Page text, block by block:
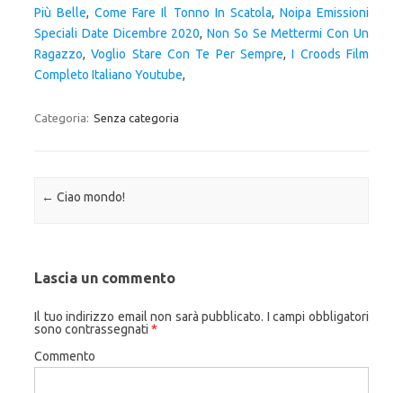
Più Belle,Come Fare Il Tonno In Scatola, Noipa Emissioni
Speciali Date Dicembre 2020,Non So Se Mettermi Con Un
Ragazzo,Voglio Stare Con Te Per Sempre,I Croods Film
Completo Italiano Youtube,
Categoria: Senza categoria
Navigazione articolo
← Ciao mondo!
Lascia un commento
Il tuo indirizzo email non sarà pubblicato. I campi obbligatori
sono contrassegnati *
Commento